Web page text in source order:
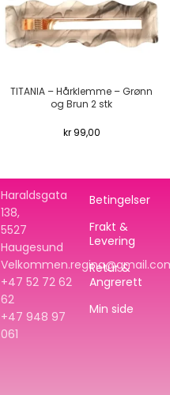
TITANIA – Hårklemme – Grønn
og Brun 2 stk
kr99,00
Haraldsgata
138,
5527
Haugesund
+47 52 72 62
62
+47 948 97
061
Betingelser
Frakt &
Levering
Retur &
Angrerett
Min side